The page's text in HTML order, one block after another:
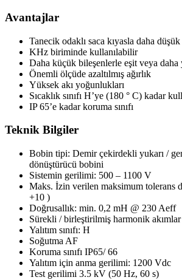
Avantajlar
Tanecik odaklı saca kıyasla daha
KHz biriminde kullanılabilir
Daha küçük bileşenlerle eşit veya daha
Önemli ölçüde azaltılmış ağırlık
Yüksek akı yoğunlukları
Sıcaklık sınıfı H’ye (180 ° C) kadar
IP 65’e kadar koruma sınıfı
Teknik Bilgiler
Bobin tipi: Demir çekirdekli yukarı /
dönüştürücü bobini
Sistemin gerilimi: 500 – 1100 V
Maks. İzin verilen maksimum tolerans
+10 )
Doğrusallık: min. 0,2 mH @ 230 Aeff
Sürekli / birleştirilmiş harmonik
Yalıtım sınıfı: H
Soğutma AF
Koruma sınıfı IP65/ 66
Yalıtım için anma gerilimi: 1200 Vdc
Test gerilimi 3.5 kV (50 Hz, 60 s)